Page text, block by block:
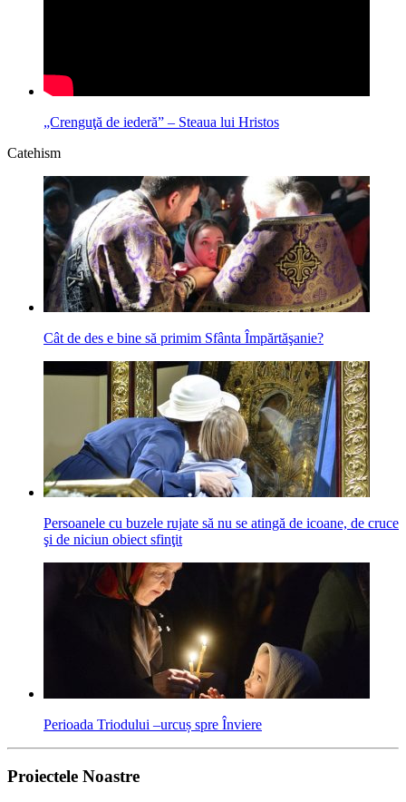
„Crenguţă de iederă” – Steaua lui Hristos
Catehism
Cât de des e bine să primim Sfânta Împărtăşanie?
Persoanele cu buzele rujate să nu se atingă de icoane, de cruce
şi de niciun obiect sfinţit
Perioada Triodului –urcuș spre Înviere
Proiectele Noastre